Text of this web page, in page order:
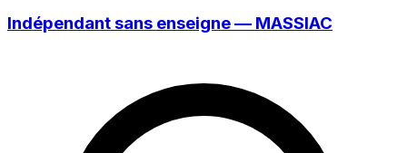
Indépendant sans enseigne — MASSIAC